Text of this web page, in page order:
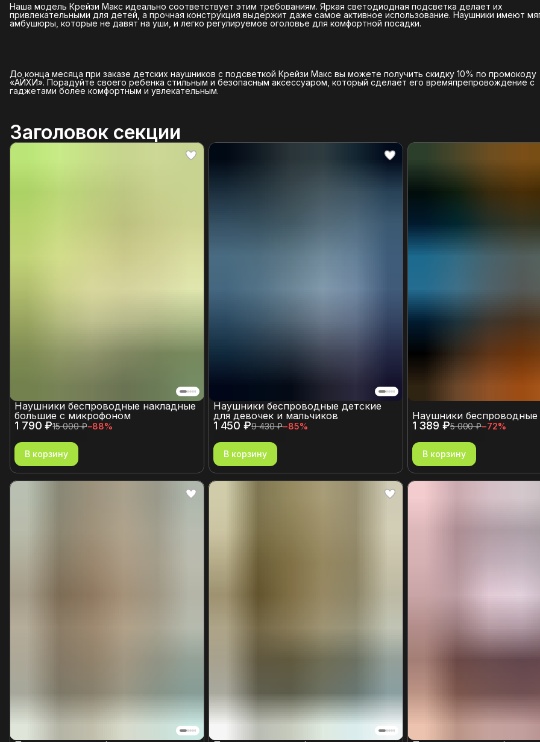
Наша модель Крейзи Макс идеально соответствует этим требованиям. Яркая светодиодная подсветка делает их
привлекательными для детей, а прочная конструкция выдержит даже самое активное использование. Наушники имеют
амбушюры, которые не давят на уши, и легко регулируемое оголовье для комфортной посадки.
До конца месяца при заказе детских наушников с подсветкой Крейзи Макс вы можете получить скидку 10% по промокоду
«АЙХИ». Порадуйте своего ребенка стильным и безопасным аксессуаром, который сделает его времяпрепровождение с
гаджетами более комфортным и увлекательным.
Заголовок секции
1 790 ₽15 000 ₽−88%
Наушники беспроводные накладные
большие с микрофоном
В корзину
1 450 ₽9 430 ₽−85%
Наушники беспроводные детские
для девочек и мальчиков
В корзину
1 389 ₽5 000 ₽−72%
Наушники беспроводные
В корзину